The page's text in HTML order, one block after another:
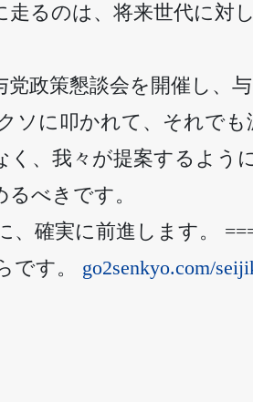
るのは、将来世代に対
政策懇談会を開催し、
ソに叩かれて、それで
く、我々が提案するよ
べきです。
確実に前進します。
です。 go2senkyo.com/